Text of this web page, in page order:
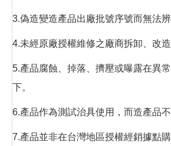
3.偽造變造產品出廠批號序號而無法辨
4.未經原廠授權維修之廠商拆卸、改造
5.產品腐蝕、掉落、擠壓或曝露在異
下。
6.產品作為測試治具使用，而造產品不
7.產品並非在台灣地區授權經銷據點購